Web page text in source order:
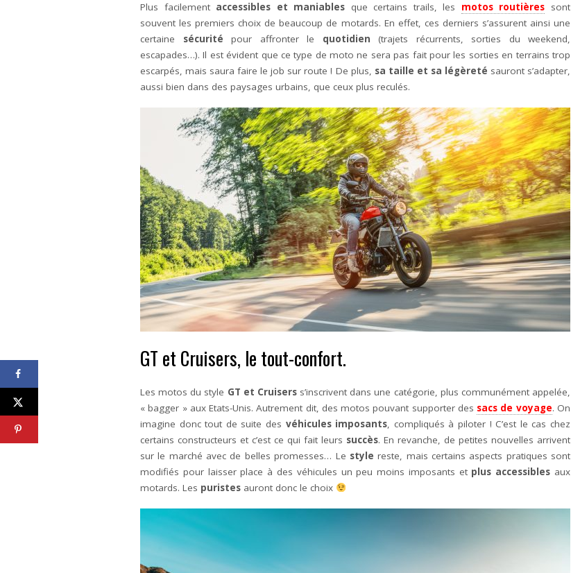
Plus facilement accessibles et maniables que certains trails, les motos routières sont
souvent les premiers choix de beaucoup de motards. En effet, ces derniers s’assurent ainsi une
certaine sécurité pour affronter le quotidien (trajets récurrents, sorties du weekend,
escapades…). Il est évident que ce type de moto ne sera pas fait pour les sorties en terrains trop
escarpés, mais saura faire le job sur route ! De plus, sa taille et sa légèreté sauront s’adapter,
aussi bien dans des paysages urbains, que ceux plus reculés.
GT et Cruisers, le tout-confort.
Les motos du style GT et Cruiserss’inscrivent dans une catégorie, plus communément appelée,
« bagger » aux Etats-Unis. Autrement dit, des motos pouvant supporter des sacs de voyage. On
imagine donc tout de suite des véhicules imposants, compliqués à piloter ! C’est le cas chez
certains constructeurs et c’est ce qui fait leurs succès. En revanche, de petites nouvelles arrivent
sur le marché avec de belles promesses… Le style reste, mais certains aspects pratiques sont
modifiés pour laisser place à des véhicules un peu moins imposants et plus accessibles aux
motards. Les puristes auront donc le choix